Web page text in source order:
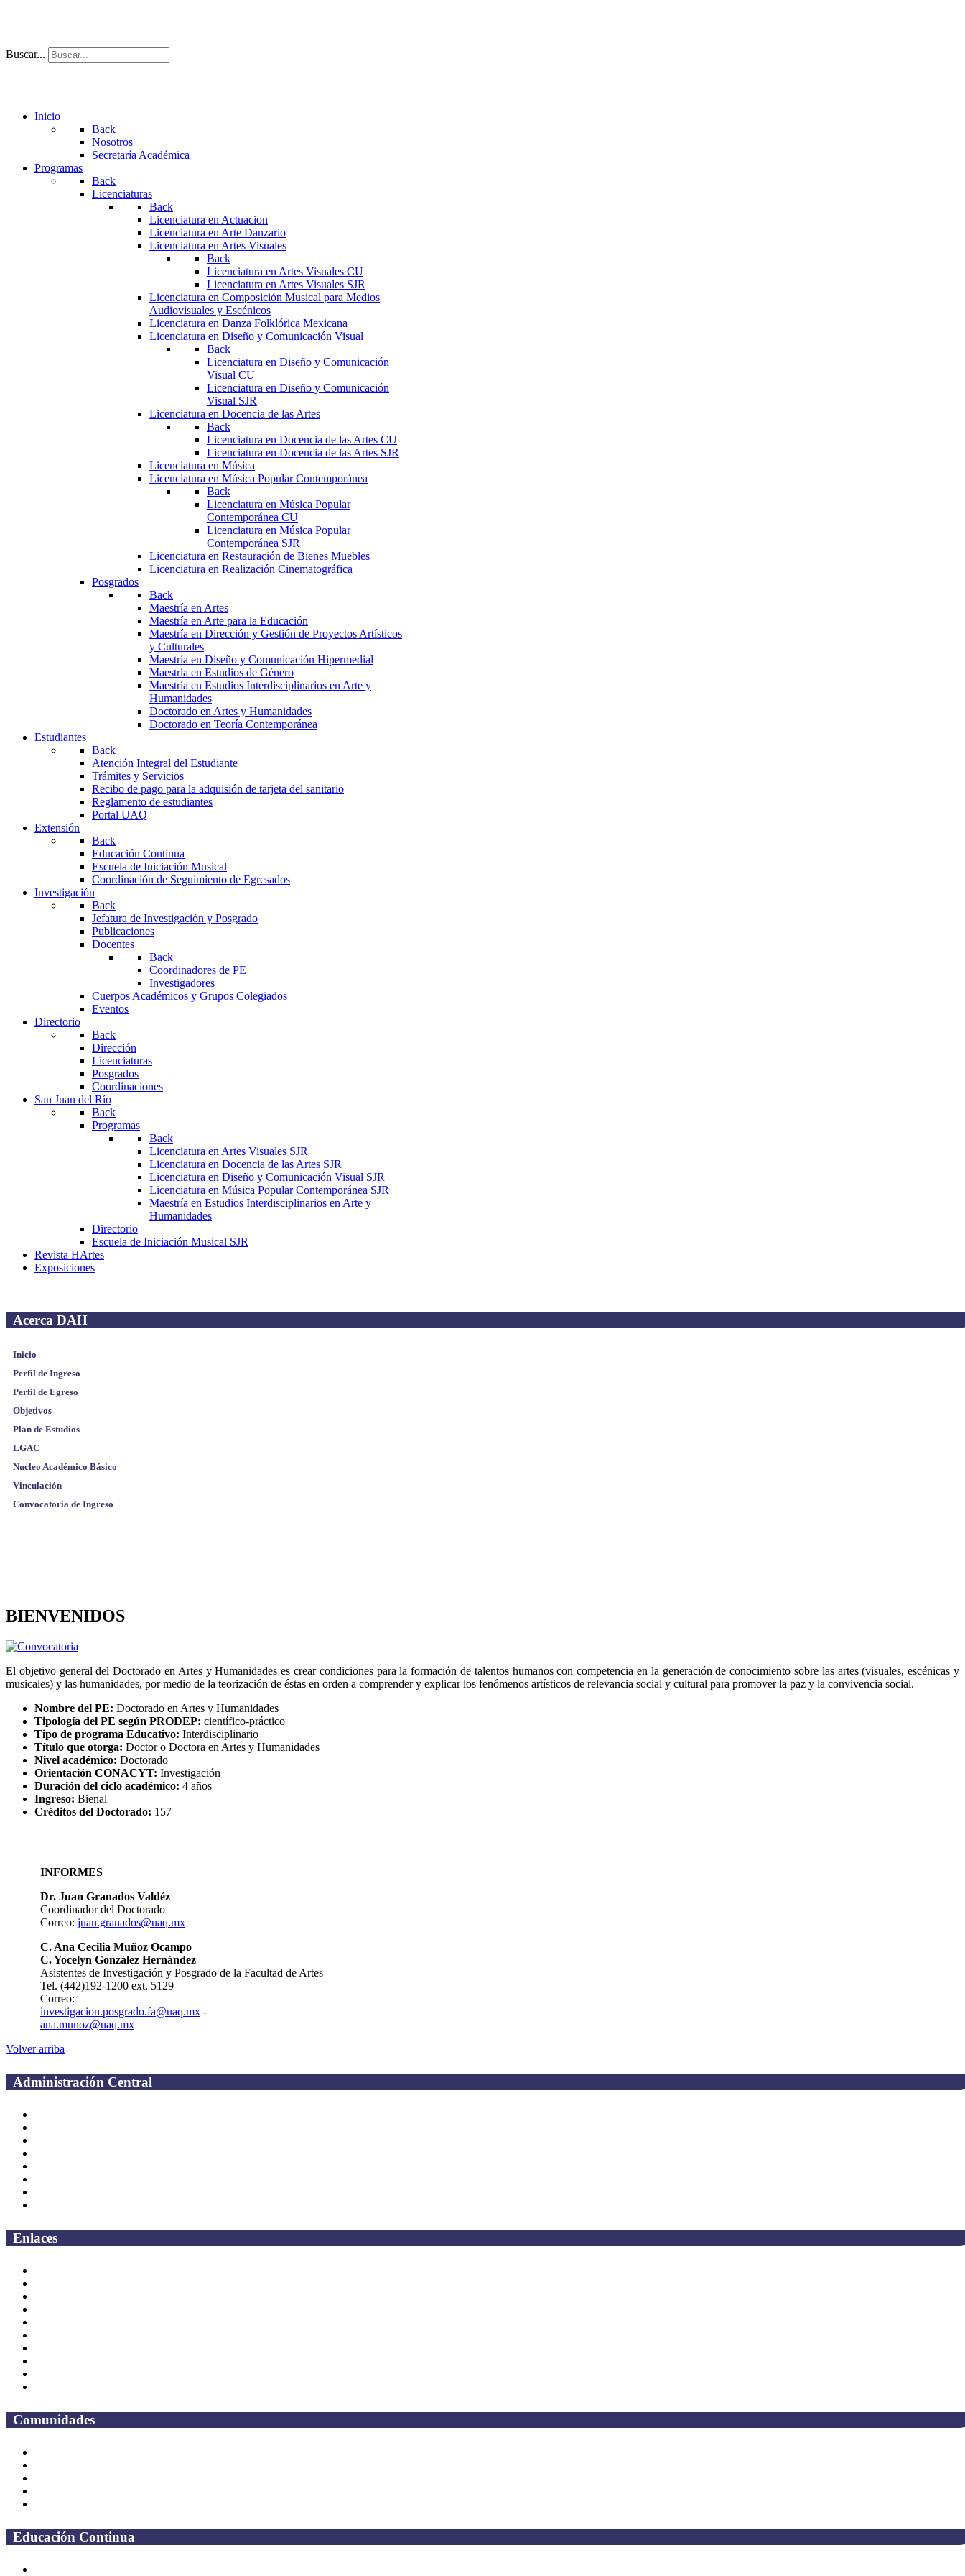
Buscar...
Inicio
Back
Nosotros
Secretaría Académica
Programas
Back
Licenciaturas
Back
Licenciatura en Actuacion
Licenciatura en Arte Danzario
Licenciatura en Artes Visuales
Back
Licenciatura en Artes Visuales CU
Licenciatura en Artes Visuales SJR
Licenciatura en Composición Musical para Medios
Audiovisuales y Escénicos
Licenciatura en Danza Folklórica Mexicana
Licenciatura en Diseño y Comunicación Visual
Back
Licenciatura en Diseño y Comunicación
Visual CU
Licenciatura en Diseño y Comunicación
Visual SJR
Licenciatura en Docencia de las Artes
Back
Licenciatura en Docencia de las Artes CU
Licenciatura en Docencia de las Artes SJR
Licenciatura en Música
Licenciatura en Música Popular Contemporánea
Back
Licenciatura en Música Popular
Contemporánea CU
Licenciatura en Música Popular
Contemporánea SJR
Licenciatura en Restauración de Bienes Muebles
Licenciatura en Realización Cinematográfica
Posgrados
Back
Maestría en Artes
Maestría en Arte para la Educación
Maestría en Dirección y Gestión de Proyectos Artísticos
y Culturales
Maestría en Diseño y Comunicación Hipermedial
Maestría en Estudios de Género
Maestría en Estudios Interdisciplinarios en Arte y
Humanidades
Doctorado en Artes y Humanidades
Doctorado en Teoría Contemporánea
Estudiantes
Back
Atención Integral del Estudiante
Trámites y Servicios
Recibo de pago para la adquisión de tarjeta del sanitario
Reglamento de estudiantes
Portal UAQ
Extensión
Back
Educación Continua
Escuela de Iniciación Musical
Coordinación de Seguimiento de Egresados
Investigación
Back
Jefatura de Investigación y Posgrado
Publicaciones
Docentes
Back
Coordinadores de PE
Investigadores
Cuerpos Académicos y Grupos Colegiados
Eventos
Directorio
Back
Dirección
Licenciaturas
Posgrados
Coordinaciones
San Juan del Río
Back
Programas
Back
Licenciatura en Artes Visuales SJR
Licenciatura en Docencia de las Artes SJR
Licenciatura en Diseño y Comunicación Visual SJR
Licenciatura en Música Popular Contemporánea SJR
Maestría en Estudios Interdisciplinarios en Arte y
Humanidades
Directorio
Escuela de Iniciación Musical SJR
Revista HArtes
Exposiciones
Acerca DAH
Inicio
Perfil de Ingreso
Perfil de Egreso
Objetivos
Plan de Estudios
LGAC
Nucleo Académico Básico
Vinculación
Convocatoria de Ingreso
BIENVENIDOS
El objetivo general del Doctorado en Artes y Humanidades es crear condiciones para la formación de talentos humanos con competencia en la generación de conocimiento sobre las artes (visuales, escénicas y
musicales) y las humanidades, por medio de la teorización de éstas en orden a comprender y explicar los fenómenos artísticos de relevancia social y cultural para promover la paz y la convivencia social.
Nombre del PE: Doctorado en Artes y Humanidades
Tipología del PE según PRODEP: científico-práctico
Tipo de programa Educativo: Interdisciplinario
Título que otorga: Doctor o Doctora en Artes y Humanidades
Nivel académico: Doctorado
Orientación CONACYT: Investigación
Duración del ciclo académico: 4 años
Ingreso: Bienal
Créditos del Doctorado: 157
INFORMES
Dr. Juan Granados Valdéz
Coordinador del Doctorado
Correo: juan.granados@uaq.mx
C. Ana Cecilia Muñoz Ocampo
C. Yocelyn González Hernández
Asistentes de Investigación y Posgrado de la Facultad de Artes
Tel. (442)192-1200 ext. 5129
Correo:
investigacion.posgrado.fa@uaq.mx -
ana.munoz@uaq.mx
Volver arriba
Administración Central
Enlaces
Comunidades
Educación Continua